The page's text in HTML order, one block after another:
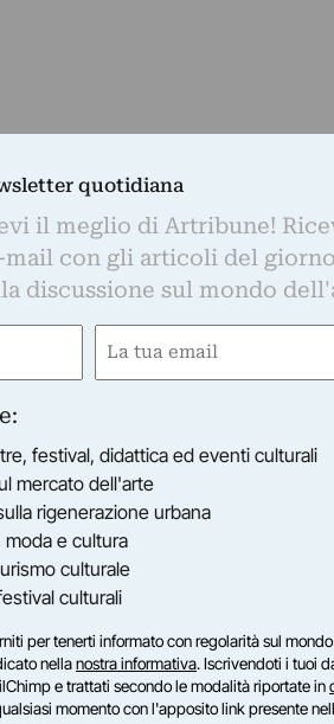
quotidiana
il meglio di Artribune!
con gli articoli del
discussione sul mondo
Email
festival, didattica ed eventi culturali
mercato dell'arte
rigenerazione urbana
moda e cultura
culturale
culturali
per tenerti informato con regolarità sul
nellanostra informativa. Iscrivendoti i tuoi
e trattati secondo le modalità riportate in
momento con l'apposito link presente